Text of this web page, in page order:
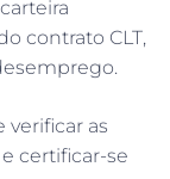
contrato CLT,
verificar as
certificar-se